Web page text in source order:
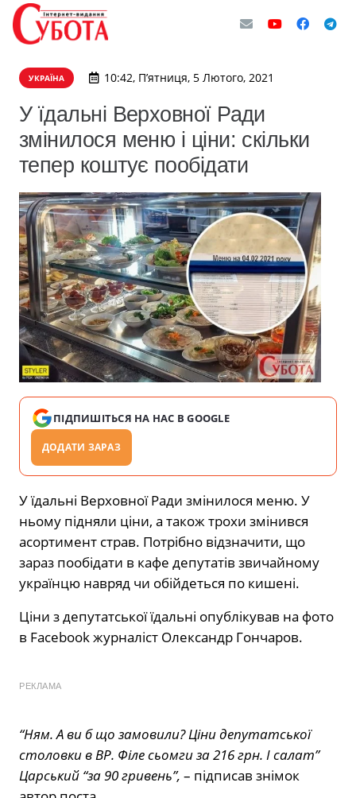
УКРАЇНА 10:42, П’ятниця, 5 Лютого, 2021
У їдальні Верховної Ради
змінилося меню і ціни: скільки
тепер коштує пообідати
ПІДПИШІТЬСЯ НА НАС В GOOGLE
ДОДАТИ ЗАРАЗ
У їдальні Верховної Ради змінилося меню. У
ньому підняли ціни, а також трохи змінився
асортимент страв. Потрібно відзначити, що
зараз пообідати в кафе депутатів звичайному
українцю навряд чи обійдеться по кишені.
Ціни з депутатської їдальні опублікував на фото
в Facebook журналіст Олександр Гончаров.
РЕКЛАМА
“Ням. А ви б що замовили? Ціни депутатської
столовки в ВР. Філе сьомги за 216 грн. І салат”
Царський “за 90 гривень”, – підписав знімок